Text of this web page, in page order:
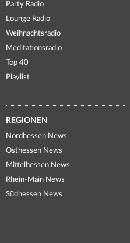
Party Radio
Lounge Radio
Weihnachtsradio
Meditationsradio
Top 40
Playlist
REGIONEN
Nordhessen News
Osthessen News
Mittelhessen News
Rhein-Main News
Südhessen News